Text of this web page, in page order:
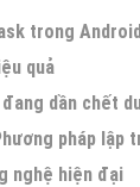
trong
quả
dần chết
pháp
nghệ hiện đại